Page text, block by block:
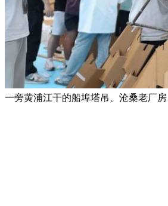
一旁黄浦江干的船埠塔吊、沧桑老厂